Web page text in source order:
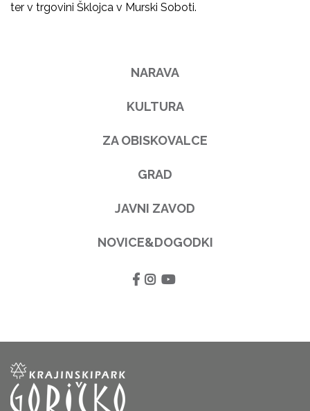
ter v trgovini Šklojca v Murski Soboti.
NARAVA
KULTURA
ZA OBISKOVALCE
GRAD
JAVNI ZAVOD
NOVICE&DOGODKI